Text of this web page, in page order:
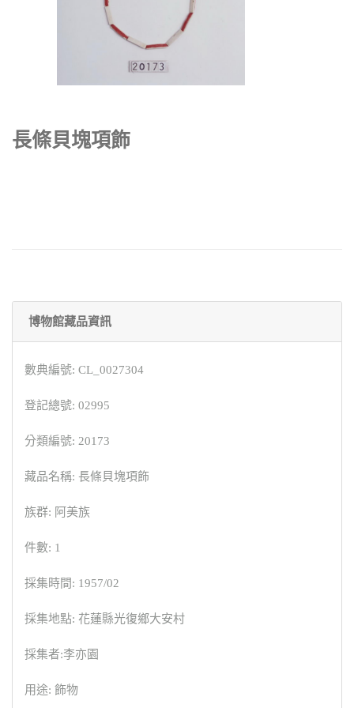
長條貝塊項飾
博物館藏品資訊
數典編號: CL_0027304
登記總號: 02995
分類編號: 20173
藏品名稱: 長條貝塊項飾
族群: 阿美族
件數: 1
採集時間: 1957/02
採集地點: 花蓮縣光復鄉大安村
採集者:李亦園
用途: 飾物